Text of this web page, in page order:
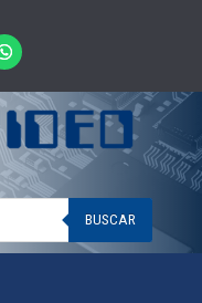
BUSCAR